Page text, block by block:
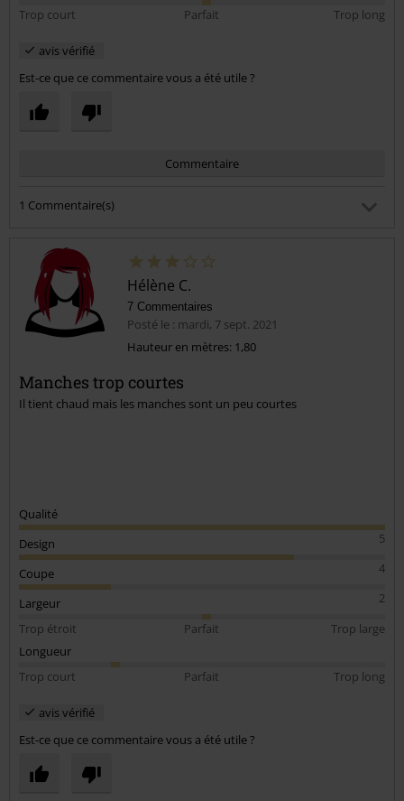
Trop court
Parfait Trop long
avis vérifié
Est-ce que ce commentaire vous a été utile ?
Commentaire
Envoyer le commentaire
1 Commentaire(s)
Posté le : vendredi, 4 mars 2022 19:08:21
taille achetée M (et pas 40 !)
Est-ce que ce commentaire vous a été utile ?
Hélène C.
7 Commentaires
Posté le : mardi, 7 sept. 2021
Hauteur en mètres: 1,80
Manches trop courtes
Il tient chaud mais les manches sont un peu courtes
Qualité
5
Design
4
Coupe
2
Largeur
Trop étroit
Parfait
Trop large
Longueur
Trop court
Parfait Trop long
avis vérifié
Est-ce que ce commentaire vous a été utile ?